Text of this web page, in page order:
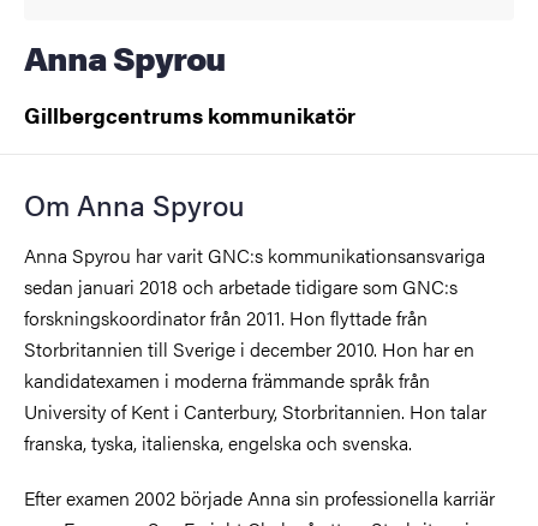
Anna Spyrou
Gillbergcentrums kommunikatör
Om Anna Spyrou
Anna Spyrou har varit GNC:s kommunikationsansvariga
sedan januari 2018 och arbetade tidigare som GNC:s
forskningskoordinator från 2011. Hon flyttade från
Storbritannien till Sverige i december 2010. Hon har en
kandidatexamen i moderna främmande språk från
University of Kent i Canterbury, Storbritannien. Hon talar
franska, tyska, italienska, engelska och svenska.
Efter examen 2002 började Anna sin professionella karriär